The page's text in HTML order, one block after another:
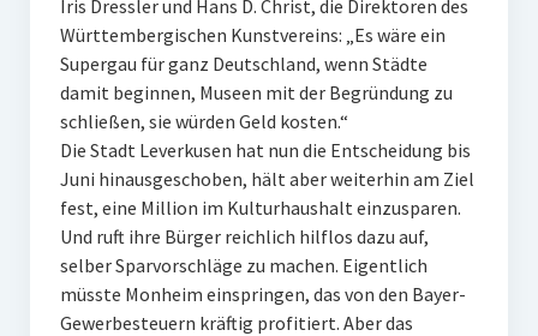
Iris Dressler und Hans D. Christ, die Direktoren des
Württembergischen Kunstvereins: „Es wäre ein
Supergau für ganz Deutschland, wenn Städte
damit beginnen, Museen mit der Begründung zu
schließen, sie würden Geld kosten.“
Die Stadt Leverkusen hat nun die Entscheidung bis
Juni hinausgeschoben, hält aber weiterhin am Ziel
fest, eine Million im Kulturhaushalt einzusparen.
Und ruft ihre Bürger reichlich hilflos dazu auf,
selber Sparvorschläge zu machen. Eigentlich
müsste Monheim einspringen, das von den Bayer-
Gewerbesteuern kräftig profitiert. Aber das